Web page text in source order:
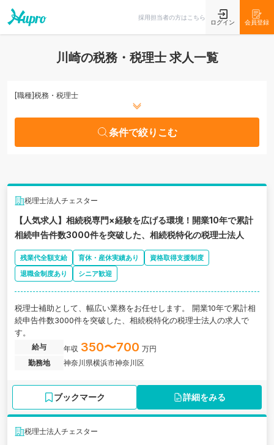
採用担当者の方はこちら
ログイン 会員登録
川崎の税務・税理士 求人一覧
[職種]税務・税理士
条件で絞りこむ
税理士法人チェスター
【人気求人】相続税専門×経験を広げる環境！開業10年で累計
相続申告件数3000件を突破した、相続税特化の税理士法人
残業代全額支給 育休・産休実績あり
資格取得支援制度
退職金制度あり
シニア歓迎
税理士補助として、幅広い業務をお任せします。 開業10年で累計相
続申告件数3000件を突破した、相続税特化の税理士法人の求人で
す。
給与 年収 350〜700 万円
勤務地
神奈川県横浜市神奈川区
ブックマーク 詳細をみる
税理士法人チェスター